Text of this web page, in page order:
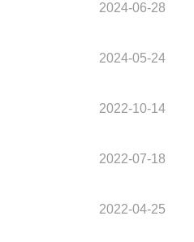
2024-06-28
2024-05-24
2022-10-14
2022-07-18
2022-04-25